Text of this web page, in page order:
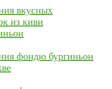
вкусных
из киви
фондю бургиньон